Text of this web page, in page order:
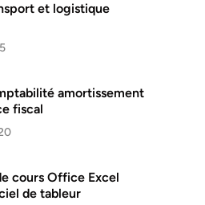
et logistique
amortissement
fiscal
cours Office Excel
de tableur